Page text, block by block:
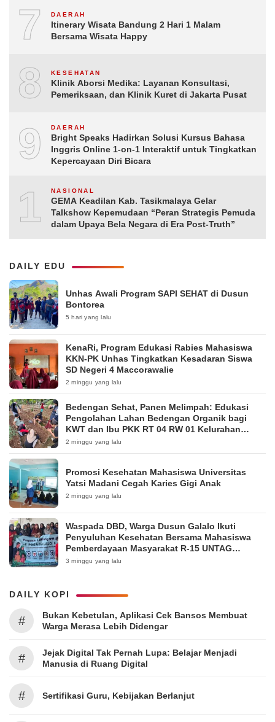
7 DAERAH
Itinerary Wisata Bandung 2 Hari 1 Malam
Bersama Wisata Happy
8 KESEHATAN
Klinik Aborsi Medika: Layanan Konsultasi,
Pemeriksaan, dan Klinik Kuret di Jakarta Pusat
9 DAERAH
Bright Speaks Hadirkan Solusi Kursus Bahasa
Inggris Online 1-on-1 Interaktif untuk Tingkatkan
Kepercayaan Diri Bicara
10NASIONAL
GEMA Keadilan Kab. Tasikmalaya Gelar
Talkshow Kepemudaan “Peran Strategis Pemuda
dalam Upaya Bela Negara di Era Post-Truth”
DAILY EDU
Unhas Awali Program SAPI SEHAT di Dusun
Bontorea
5 hari yang lalu
KenaRi, Program Edukasi Rabies Mahasiswa
KKN-PK Unhas Tingkatkan Kesadaran Siswa
SD Negeri 4 Maccorawalie
2 minggu yang lalu
Bedengan Sehat, Panen Melimpah: Edukasi
Pengolahan Lahan Bedengan Organik bagi
KWT dan Ibu PKK RT 04 RW 01 Kelurahan
Pakintelan
2 minggu yang lalu
Promosi Kesehatan Mahasiswa Universitas
Yatsi Madani Cegah Karies Gigi Anak
2 minggu yang lalu
Waspada DBD, Warga Dusun Galalo Ikuti
Penyuluhan Kesehatan Bersama Mahasiswa
Pemberdayaan Masyarakat R-15 UNTAG
Surabaya 2026
3 minggu yang lalu
DAILY KOPI
#
Bukan Kebetulan, Aplikasi Cek Bansos Membuat
Warga Merasa Lebih Didengar
#
Jejak Digital Tak Pernah Lupa: Belajar Menjadi
Manusia di Ruang Digital
# Sertifikasi Guru, Kebijakan Berlanjut